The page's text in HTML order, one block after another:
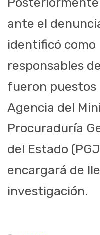
ante el
identificó como
responsables
fueron puestos
Agencia del
Procuraduría
del Estado
encargará de
investigación.